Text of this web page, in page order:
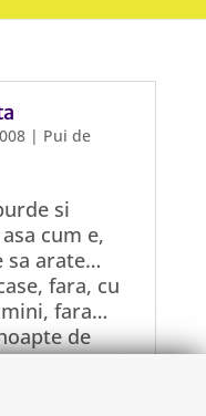
| Pui de
si
cum e,
sa arate…
fara, cu
fara…
de
pentru ca ai